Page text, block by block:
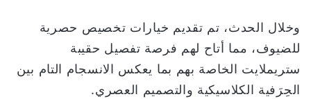
وخلال الحدث، تم تقديم خيارات تخصيص حصرية
للضيوف، مما أتاح لهم فرصة تفصيل حقيبة
ستريملايت الخاصة بهم بما يعكس الانسجام التام بين
الحِرَفية الكلاسيكية والتصميم العصري.